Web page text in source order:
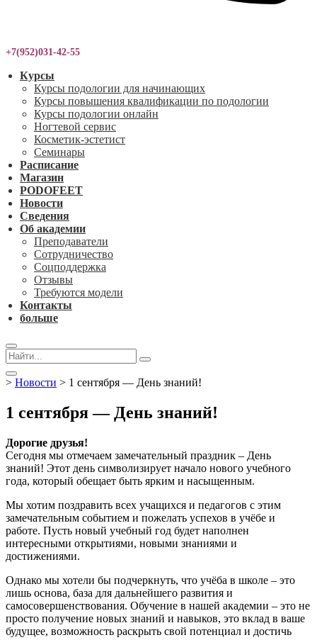
+7(952)031-42-55
Курсы
Курсы подологии для начинающих
Курсы повышения квалификации по подологии
Курсы подологии онлайн
Ногтевой сервис
Косметик-эстетист
Семинары
Расписание
Магазин
PODOFEET
Новости
Сведения
Об академии
Преподаватели
Сотрудничество
Соцподдержка
Отзывы
Требуются модели
Контакты
больше
> Новости > 1 сентября — День знаний!
1 сентября — День знаний!
Дорогие друзья!
Сегодня мы отмечаем замечательный праздник – День
знаний! Этот день символизирует начало нового учебного
года, который обещает быть ярким и насыщенным.
Мы хотим поздравить всех учащихся и педагогов с этим
замечательным событием и пожелать успехов в учёбе и
работе. Пусть новый учебный год будет наполнен
интересными открытиями, новыми знаниями и
достижениями.
Однако мы хотели бы подчеркнуть, что учёба в школе – это
лишь основа, база для дальнейшего развития и
самосовершенствования. Обучение в нашей академии – это не
просто получение новых знаний и навыков, это вклад в ваше
будущее, возможность раскрыть свой потенциал и достичь